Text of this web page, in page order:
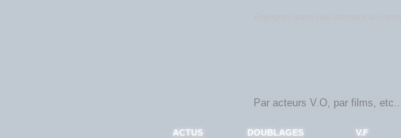
ACTUS DOUBLAGES V.F